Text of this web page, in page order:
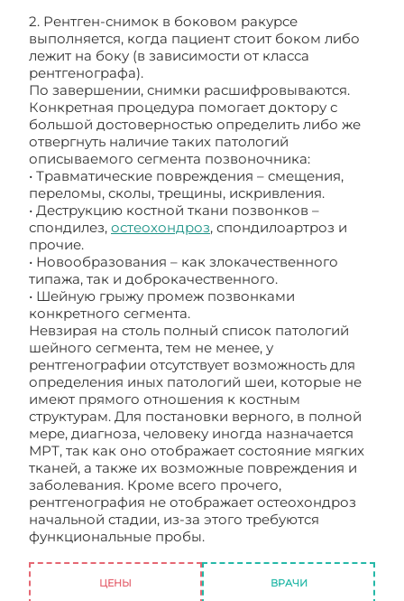
2. Рентген-снимок в боковом ракурсе
выполняется, когда пациент стоит боком либо
лежит на боку (в зависимости от класса
рентгенографа).
По завершении, снимки расшифровываются.
Конкретная процедура помогает доктору с
большой достоверностью определить либо же
отвергнуть наличие таких патологий
описываемого сегмента позвоночника:
• Травматические повреждения – смещения,
переломы, сколы, трещины, искривления.
• Деструкцию костной ткани позвонков –
спондилез, остеохондроз, спондилоартроз и
прочие.
• Новообразования – как злокачественного
типажа, так и доброкачественного.
• Шейную грыжу промеж позвонками
конкретного сегмента.
Невзирая на столь полный список патологий
шейного сегмента, тем не менее, у
рентгенографии отсутствует возможность для
определения иных патологий шеи, которые не
имеют прямого отношения к костным
структурам. Для постановки верного, в полной
мере, диагноза, человеку иногда назначается
МРТ, так как оно отображает состояние мягких
тканей, а также их возможные повреждения и
заболевания. Кроме всего прочего,
рентгенография не отображает остеохондроз
начальной стадии, из-за этого требуются
функциональные пробы.
ЦЕНЫ ВРАЧИ